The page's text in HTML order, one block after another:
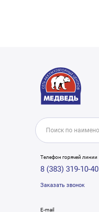
Телефон горячей линии
8 (383) 319-10-40
Заказать звонок
E-mail